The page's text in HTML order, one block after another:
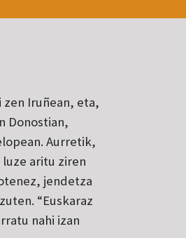
zen Iruñean, eta,
Donostian,
Aurretik,
luze aritu ziren
jendetza
“Euskaraz
nahi izan